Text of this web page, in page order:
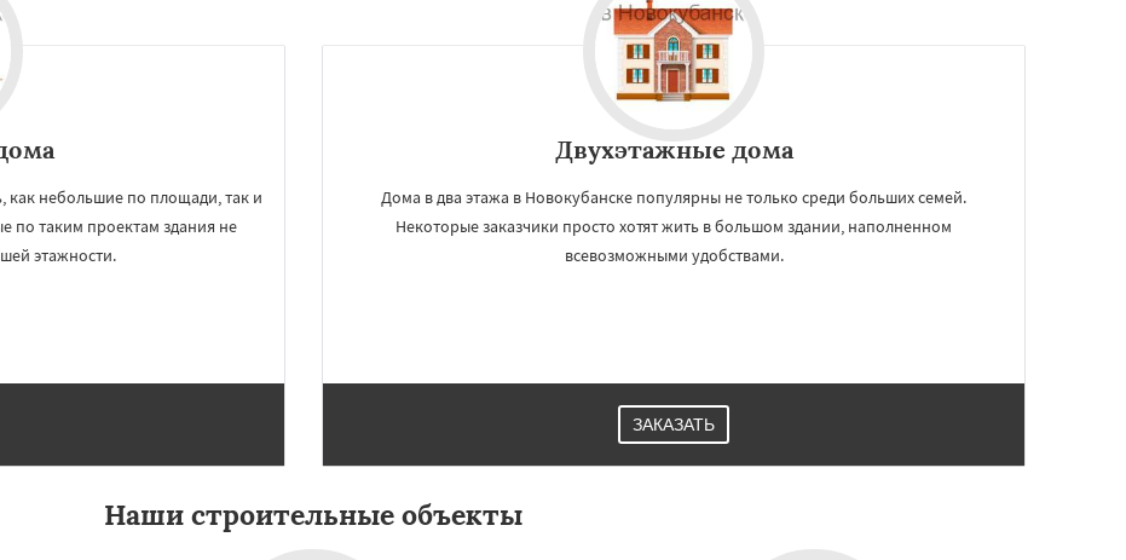
как небольшие по площади, так и
по таким проектам здания не
этажности.
Двухэтажные дома
Дома в два этажа в Новокубанске популярны не только среди больших семей.
Некоторые заказчики просто хотят жить в большом здании, наполненном
всевозможными удобствами.
ЗАКАЗАТЬ
Наши строительные объекты